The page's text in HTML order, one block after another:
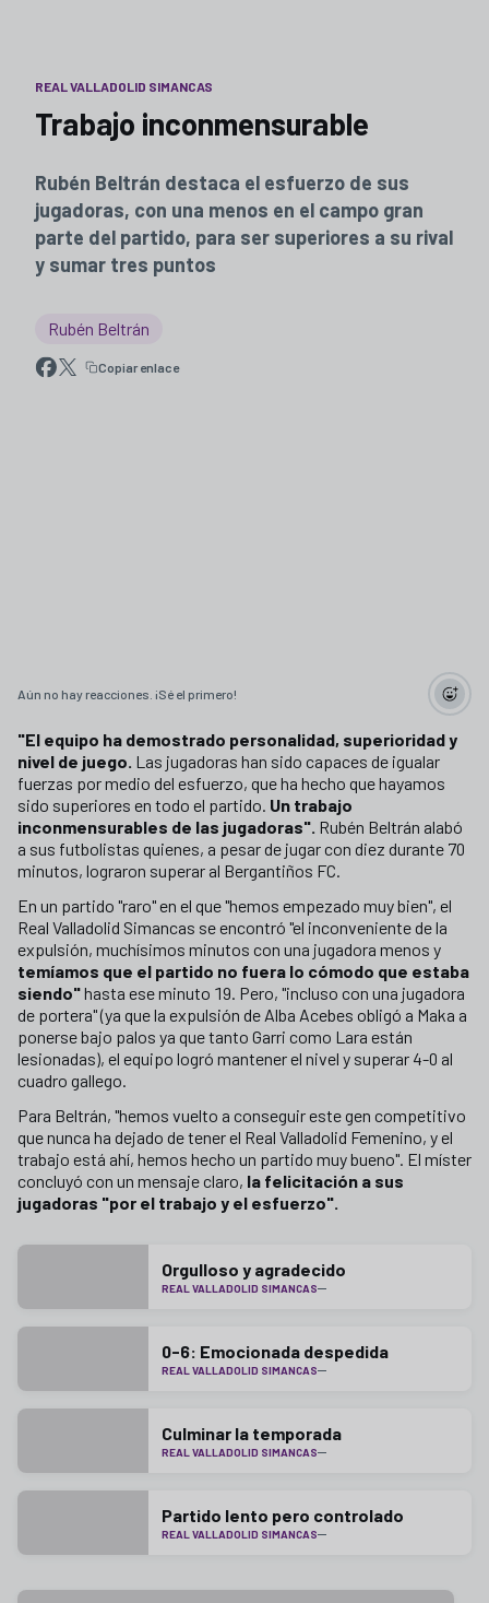
REAL VALLADOLID SIMANCAS
Trabajo inconmensurable
Rubén Beltrán destaca el esfuerzo de sus
jugadoras, con una menos en el campo gran
parte del partido, para ser superiores a su rival
y sumar tres puntos
Rubén Beltrán
Copiar enlace
Aún no hay reacciones. ¡Sé el primero!
"El equipo ha demostrado personalidad, superioridad y
nivel de juego. Las jugadoras han sido capaces de igualar
fuerzas por medio del esfuerzo, que ha hecho que hayamos
sido superiores en todo el partido. Un trabajo
inconmensurables de las jugadoras". Rubén Beltrán alabó
a sus futbolistas quienes, a pesar de jugar con diez durante 70
minutos, lograron superar al Bergantiños FC.
En un partido "raro" en el que "hemos empezado muy bien", el
Real Valladolid Simancas se encontró "el inconveniente de la
expulsión, muchísimos minutos con una jugadora menos y
temíamos que el partido no fuera lo cómodo que estaba
siendo"hasta ese minuto 19. Pero, "incluso con una jugadora
de portera" (ya que la expulsión de Alba Acebes obligó a Maka a
ponerse bajo palos ya que tanto Garri como Lara están
lesionadas), el equipo logró mantener el nivel y superar 4-0 al
cuadro gallego.
Para Beltrán, "hemos vuelto a conseguir este gen competitivo
que nunca ha dejado de tener el Real Valladolid Femenino, y el
trabajo está ahí, hemos hecho un partido muy bueno". El míster
concluyó con un mensaje claro, la felicitación a sus
jugadoras "por el trabajo y el esfuerzo".
Orgulloso y agradecido
REAL VALLADOLID SIMANCAS
0-6: Emocionada despedida
REAL VALLADOLID SIMANCAS
Culminar la temporada
REAL VALLADOLID SIMANCAS
Partido lento pero controlado
REAL VALLADOLID SIMANCAS